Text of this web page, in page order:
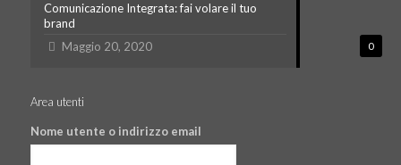
0
Comunicazione Integrata: fai volare il tuo
brand
Maggio 20, 2020
Area utenti
Nome utente o indirizzo email